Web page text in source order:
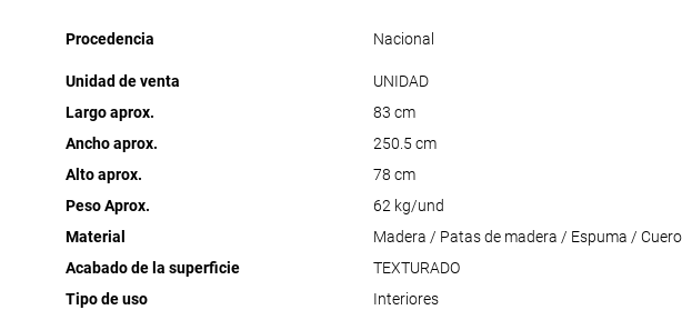
Procedencia Nacional
Unidad de venta
UNIDAD
Largo aprox.
83 cm
Ancho aprox.
250.5 cm
Alto aprox.
78 cm
Peso Aprox.
62 kg/und
Material
Madera / Patas de madera / Espuma /
Acabado de la superficie
TEXTURADO
Tipo de uso
Interiores